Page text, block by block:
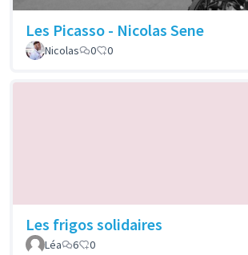
Les Picasso - Nicolas Sene
Nicolas
0 0
Les frigos solidaires
Léa
6 0